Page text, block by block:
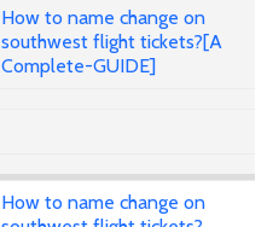
How to name change on
southwest flight tickets?[A
Complete-GUIDE]
How to name change on